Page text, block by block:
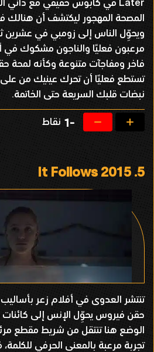
المصحة المهجور ليكتشف أن هنالك
ويحوِّل الناس إلى زومبي في عشرين
مرعبون فعليًا والناجون مشكوك في
فاخر ومفاجآت متنوعة وكأنه لمحة
تستطع فعليًا أن تحرك عينيك من
نبضات قلبك السريعة حتى الخاتمة.
-1 نقاط
5.
It Follows 2015
تنتشر العدوى في أفلام زعر
حقن فيروس يحوِّل الإنس إلى كائنات
تجربة مرعبة بالمعنى الحرفي